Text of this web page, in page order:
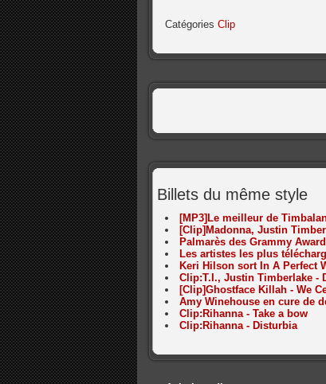
Catégories Clip
Billets du même style
[MP3]Le meilleur de
[Clip]Madonna, Justin
Palmarès des Grammy
Les artistes les plus
Keri Hilson sort In A Perfect
Clip:T.I., Justin Timberlake -
[Clip]Ghostface Killah - We
Amy Winehouse en cure de
Clip:Rihanna - Take a bow
Clip:Rihanna - Disturbia